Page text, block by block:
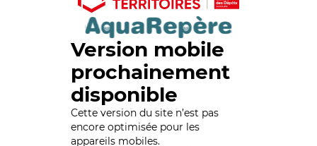
Version mobile
prochainement
disponible
Cette version du site n’est pas
encore optimisée pour les
appareils mobiles.